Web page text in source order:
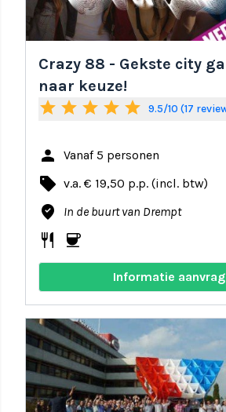
Crazy 88 - Gekste city
naar keuze!
star star star star star 9.5/10 (17
person Vanaf 5 personen
local_offer v.a. € 19,50 p.p. (incl. btw)
where_to_vote In de buurt van Drempt
restaurant coffee
Informatie